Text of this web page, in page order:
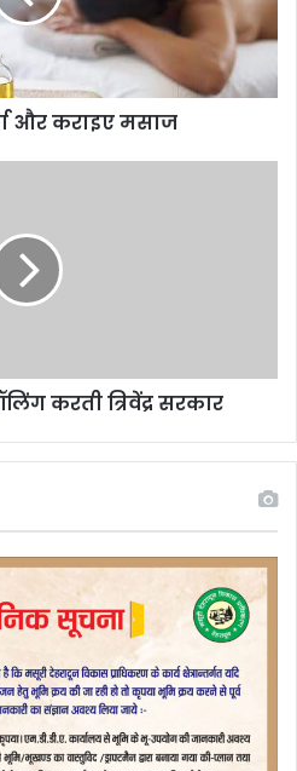
और कराइए मसाज
करती त्रिवेंद्र सरकार